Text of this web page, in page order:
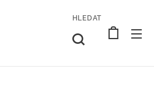
HLEDAT